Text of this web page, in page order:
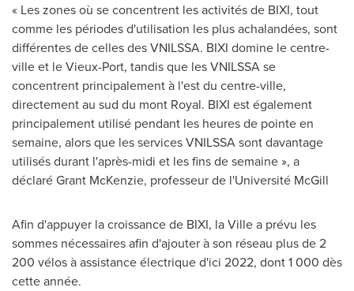
« Les zones où se concentrent les activités de BIXI, tout
comme les périodes d'utilisation les plus achalandées, sont
différentes de celles des VNILSSA. BIXI domine le centre-
ville et le Vieux-Port, tandis que les VNILSSA se
concentrent principalement à l'est du centre-ville,
directement au sud du mont Royal. BIXI est également
principalement utilisé pendant les heures de pointe en
semaine, alors que les services VNILSSA sont davantage
utilisés durant l'après-midi et les fins de semaine », a
déclaréGrant McKenzie, professeur de l'Université McGill
Afin d'appuyer la croissance de BIXI, la Ville a prévu les
sommes nécessaires afin d'ajouter à son réseau plus de 2
200 vélos à assistance électrique d'ici 2022, dont 1 000 dès
cette année.